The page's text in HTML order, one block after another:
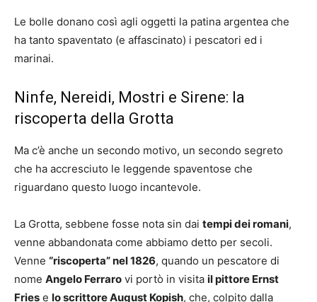
Le bolle donano così agli oggetti la patina argentea che
ha tanto spaventato (e affascinato) i pescatori ed i
marinai.
Ninfe, Nereidi, Mostri e Sirene: la
riscoperta della Grotta
Ma c’è anche un secondo motivo, un secondo segreto
che ha accresciuto le leggende spaventose che
riguardano questo luogo incantevole.
La Grotta, sebbene fosse nota sin dai tempi dei romani,
venne abbandonata come abbiamo detto per secoli.
Venne “riscoperta” nel 1826, quando un pescatore di
nome Angelo Ferraro vi portò in visita il pittore Ernst
Fries e lo scrittore August Kopish, che, colpito dalla